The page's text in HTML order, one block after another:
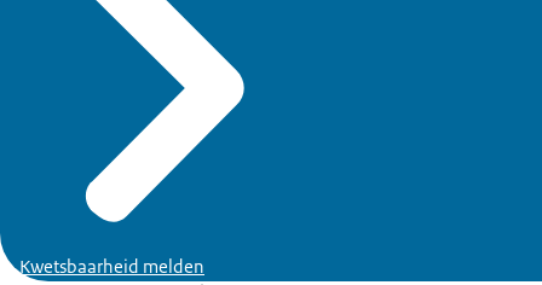
Kwetsbaarheid melden